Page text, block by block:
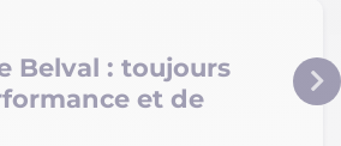
Belval : toujours
et de